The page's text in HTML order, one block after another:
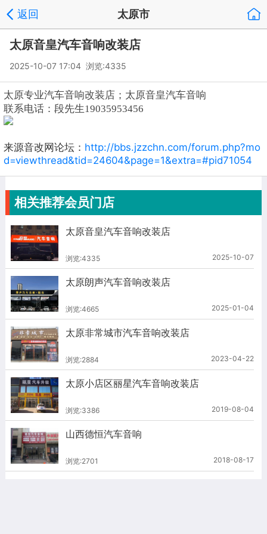
返回 太原市
太原音皇汽车音响改装店
2025-10-07 17:04 浏览:4335
太原专业汽车音响改装店；太原音皇汽车音响
联系电话：段先生19035953456
来源音改网论坛： http://bbs.jzzchn.com/forum.php?mo
d=viewthread&tid=24604&page=1&extra=#pid71054
相关推荐会员门店
太原音皇汽车音响改装店
2025-10-07
浏览:4335
太原朗声汽车音响改装店
2025-01-04
浏览:4665
太原非常城市汽车音响改装店
2023-04-22
浏览:2884
太原小店区丽星汽车音响改装店
2019-08-04
浏览:3386
山西德恒汽车音响
2018-08-17
浏览:2701